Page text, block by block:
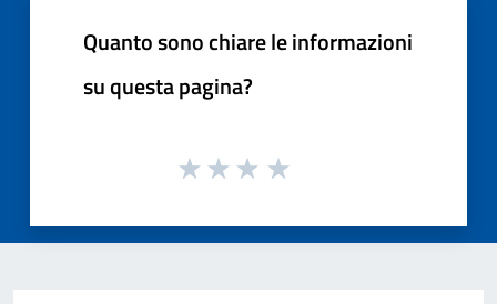
Quanto sono chiare le informazioni
su questa pagina?